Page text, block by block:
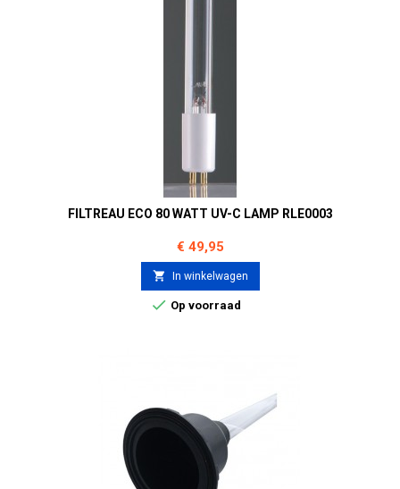
FILTREAU ECO 80 WATT UV-C LAMP RLE0003
Prijs
€ 49,95
 In winkelwagen
 Op voorraad